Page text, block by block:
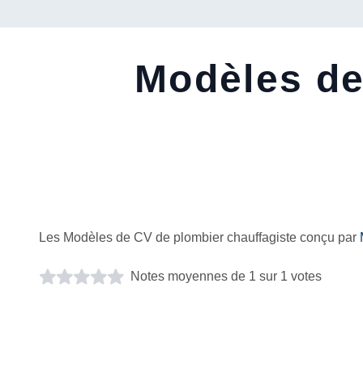
Modèles
Les Modèles de CV de plombier chauffagiste conçu par
Notes moyennes de 1 sur 1 votes